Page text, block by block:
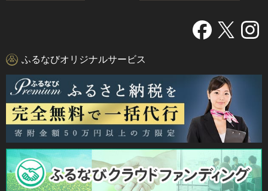
ふるなびオリジナルサービス